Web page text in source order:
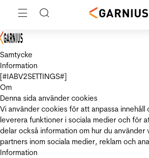
Samtycke
Information
[#IABV2SETTINGS#]
Om
Denna sida använder cookies
Vi använder cookies för att anpassa
leverera funktioner i sociala medier och för
delar också information om hur du
partners inom sociala medier, reklam och
Information